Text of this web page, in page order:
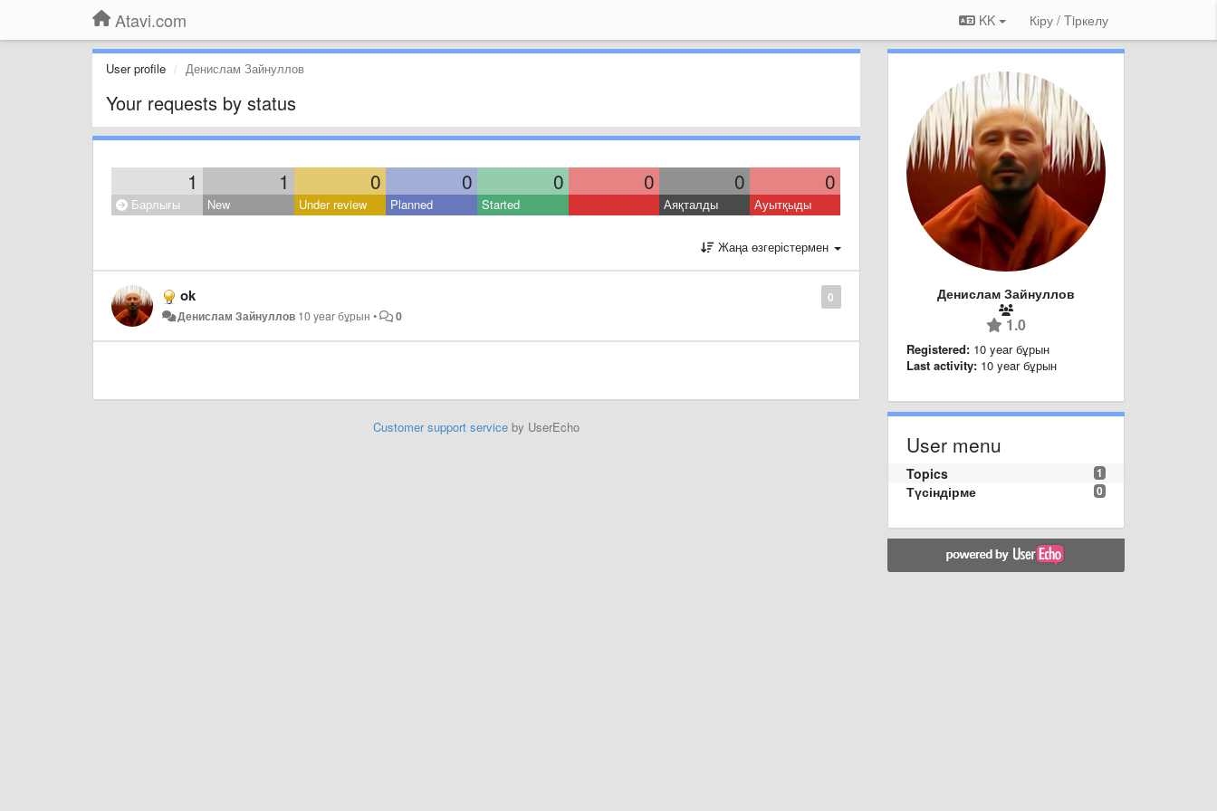
Atavi.com KK Кіру / Tiркелу
User profile Денислам Зайнуллов
Your requests by status
1 1 0 0 0 0 0 0
Барлығы New Under review Planned Started Аяқталды Ауытқыды
Жаңа өзгерістермен
0
ok
Денислам Зайнуллов 10 year бұрын • 0
Customer support serviceby UserEcho
Денислам Зайнуллов
1.0
Registered: 10 year бұрын
Last activity: 10 year бұрын
User menu
1
Topics
0
Түсіндірме